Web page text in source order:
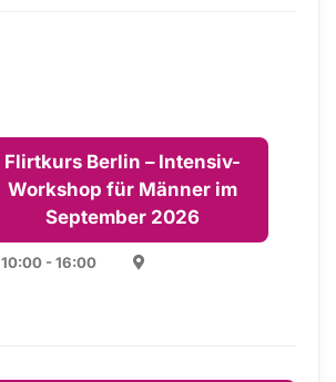
Flirtkurs Berlin – Intensiv-
Workshop für Männer im
September 2026
10:00 - 16:00